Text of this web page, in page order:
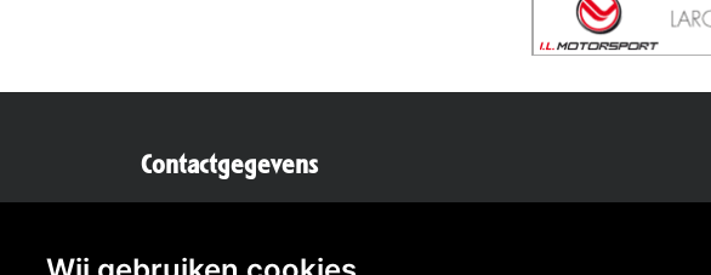
Contactgegevens
Mail secretaris